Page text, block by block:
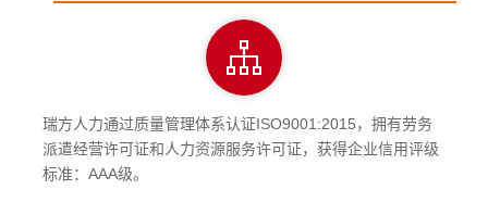
瑞方人力通过质量管理体系认证ISO9001:2015，拥有劳务
派遣经营许可证和人力资源服务许可证，获得企业信用评级
标准：AAA级。